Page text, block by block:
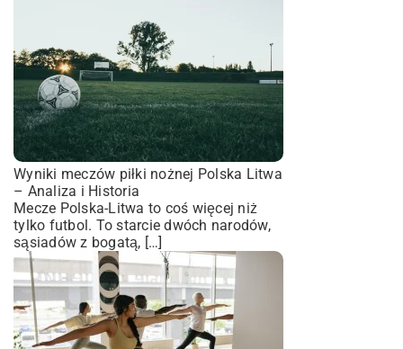
Wyniki meczów piłki nożnej Polska Litwa
– Analiza i Historia
Mecze Polska-Litwa to coś więcej niż
tylko futbol. To starcie dwóch narodów,
sąsiadów z bogatą, […]